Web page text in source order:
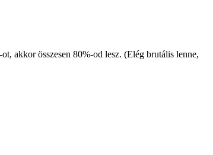
akkor összesen 80%-od lesz. (Elég brutális lenne,